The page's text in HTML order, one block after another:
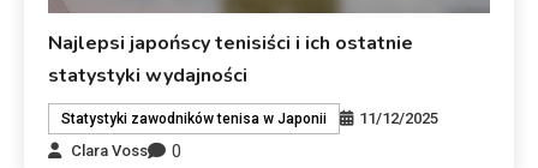
Najlepsi japońscy tenisiści i ich ostatnie
statystyki wydajności
Statystyki zawodników tenisa w Japonii
11/12/2025
Clara Voss
0